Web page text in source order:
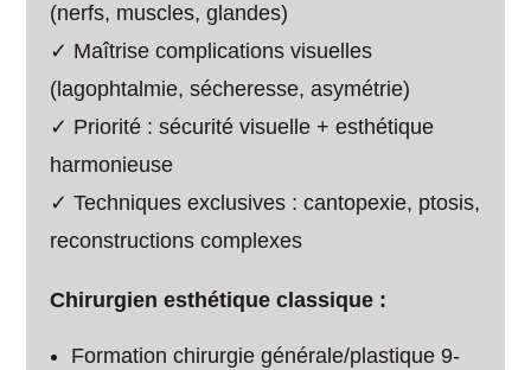
(nerfs, muscles, glandes)
✓ Maîtrise complications visuelles
(lagophtalmie, sécheresse, asymétrie)
✓ Priorité : sécurité visuelle + esthétique
harmonieuse
✓ Techniques exclusives : cantopexie, ptosis,
reconstructions complexes
Chirurgien esthétique classique :
Formation chirurgie générale/plastique 9-